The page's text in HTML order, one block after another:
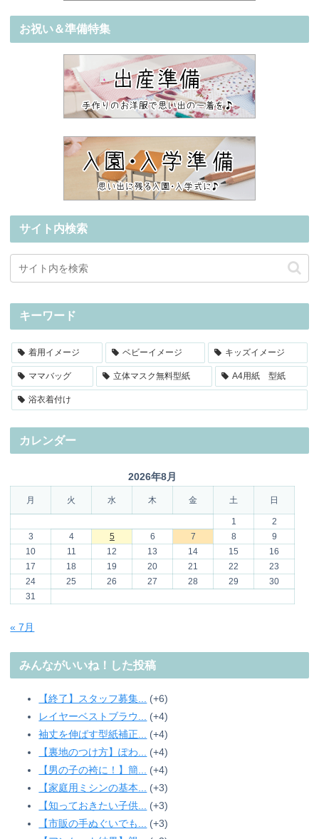
お祝い＆準備特集
サイト内検索
キーワード
着用イメージ ベビーイメージ キッズイメージ
ママバッグ 立体マスク無料型紙 A4用紙 型紙
浴衣着付け
カレンダー
2026年8月
月 火 水 木 金 土 日
1
2
3
4 5 6 7 8
9
10
11 12 13 14 15
16
17
18 19 20 21 22
23
24
25 26 27 28 29
30
31
« 7月
みんながいいね！した投稿
【終了】スタッフ募集...
+6
レイヤーベストブラウ...
+4
袖丈を伸ばす型紙補正...
+4
【裏地のつけ方】ぽわ...
+4
【男の子の袴に！】簡...
+4
【家庭用ミシンの基本...
+3
【知っておきたい子供...
+3
【市販の手ぬぐいでも...
+3